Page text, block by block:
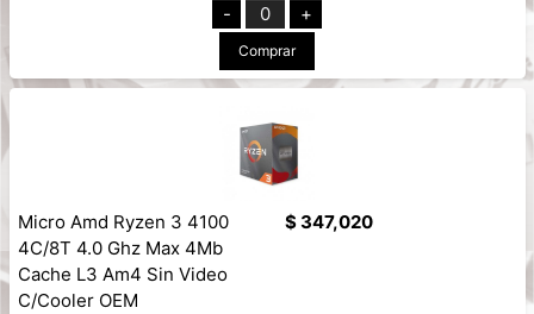
- 0 +
Comprar
Micro Amd Ryzen 3 4100
4C/8T 4.0 Ghz Max 4Mb
Cache L3 Am4 Sin Video
C/Cooler OEM
$ 347,020